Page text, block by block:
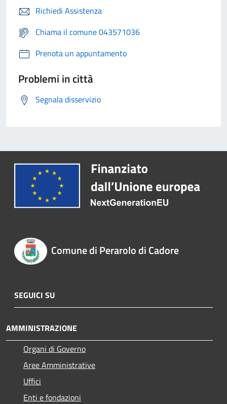
Richiedi Assistenza
Chiama il comune 043571036
Prenota un appuntamento
Problemi in città
Segnala disservizio
Comune di Perarolo di Cadore
SEGUICI SU
AMMINISTRAZIONE
Organi di Governo
Aree Amministrative
Uffici
Enti e fondazioni